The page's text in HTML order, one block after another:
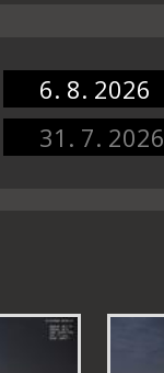
6. 8. 2026
31. 7. 2026